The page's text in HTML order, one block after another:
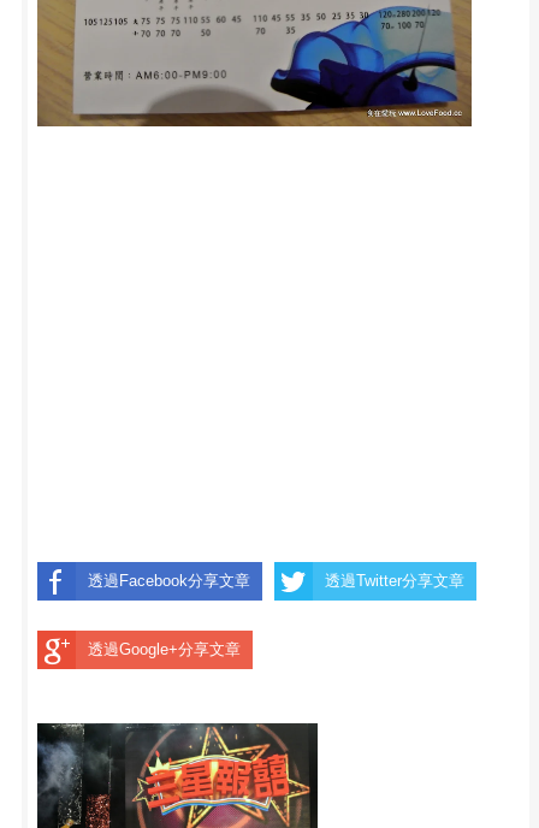
透過Facebook分享文章 透過Twitter分享文章
透過Google+分享文章